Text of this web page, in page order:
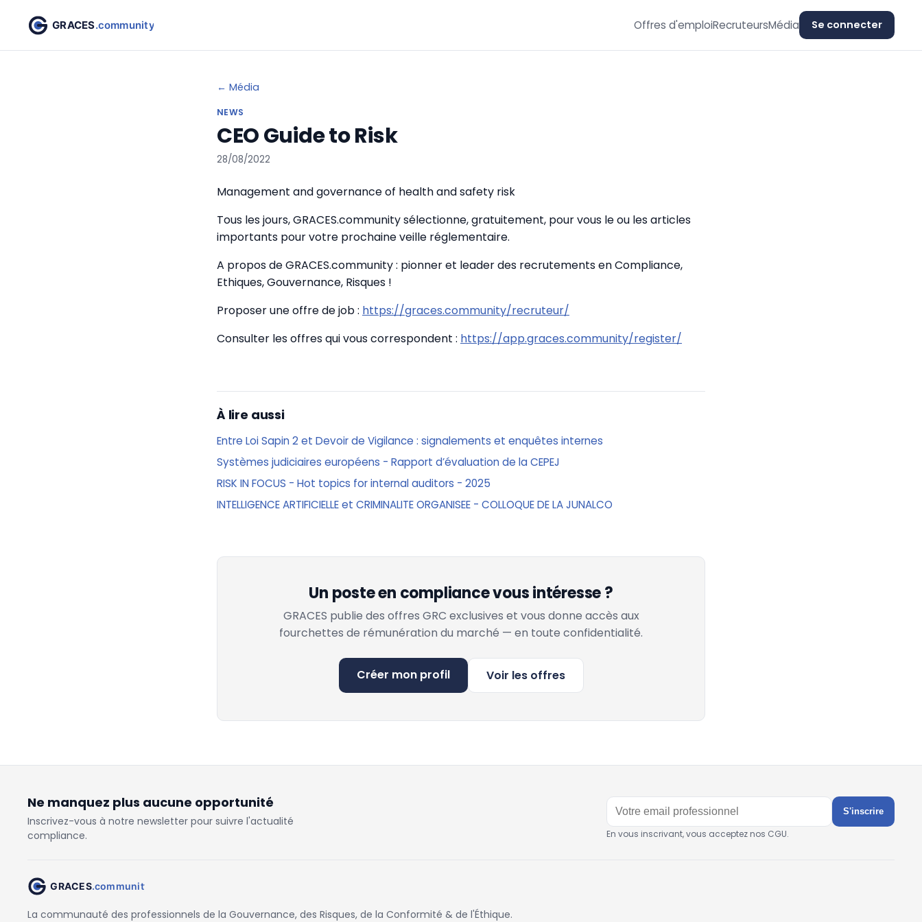
Offres d'emploiRecruteursMédia Se connecter
← Média
NEWS
CEO Guide to Risk
28/08/2022
Management and governance of health and safety risk
Tous les jours, GRACES.community sélectionne, gratuitement, pour vous le ou les articles
importants pour votre prochaine veille réglementaire.
A propos de GRACES.community : pionner et leader des recrutements en Compliance,
Ethiques, Gouvernance, Risques !
Proposer une offre de job : https://graces.community/recruteur/
Consulter les offres qui vous correspondent : https://app.graces.community/register/
À lire aussi
Entre Loi Sapin 2 et Devoir de Vigilance : signalements et enquêtes internes
Systèmes judiciaires européens - Rapport d’évaluation de la CEPEJ
RISK IN FOCUS - Hot topics for internal auditors - 2025
INTELLIGENCE ARTIFICIELLE et CRIMINALITE ORGANISEE - COLLOQUE DE LA JUNALCO
Un poste en compliance vous intéresse ?
GRACES publie des offres GRC exclusives et vous donne accès aux
fourchettes de rémunération du marché — en toute confidentialité.
Créer mon profil Voir les offres
Ne manquez plus aucune opportunité
Inscrivez-vous à notre newsletter pour suivre l'actualité
compliance.
S'inscrire
En vous inscrivant, vous acceptez nos CGU.
La communauté des professionnels de la Gouvernance, des Risques, de la Conformité & de l'Éthique.